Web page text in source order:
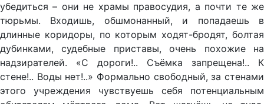
убедиться – они не храмы правосудия, а почти те же
тюрьмы. Входишь, обшмонанный, и попадаешь в
длинные коридоры, по которым ходят-бродят, болтая
дубинками, судебные приставы, очень похожие на
надзирателей. «С дороги!.. Съёмка запрещена!.. К
стене!.. Воды нет!..» Формально свободный, за стенами
этого учреждения чувствуешь себя потенциальным